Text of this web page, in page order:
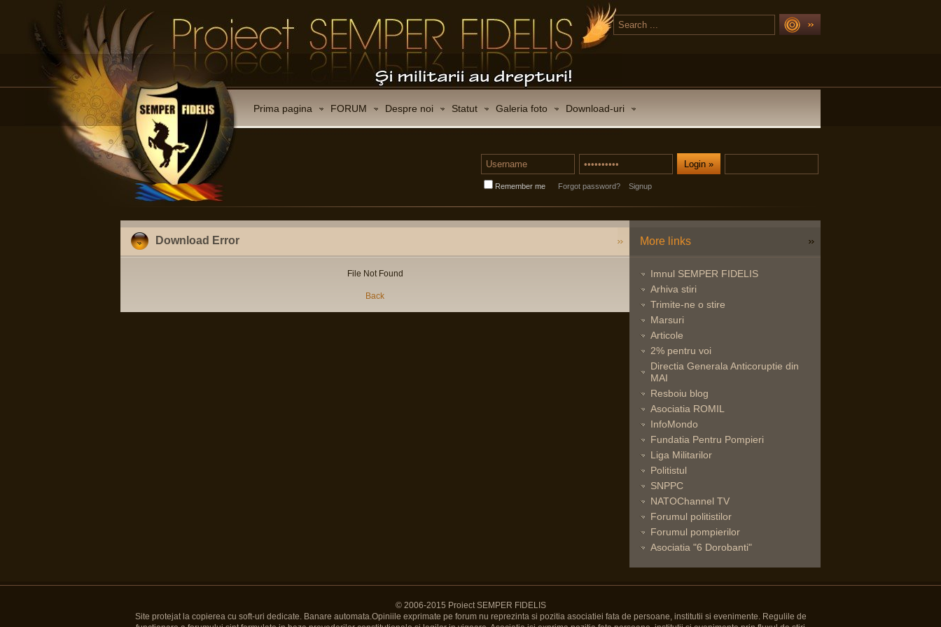
Prima pagina FORUM Despre noi Statut Galeria foto Download-uri
Remember me Forgot password? Signup
Download Error
File Not Found
Back
More links
Imnul SEMPER FIDELIS
Arhiva stiri
Trimite-ne o stire
Marsuri
Articole
2% pentru voi
Directia Generala Anticoruptie din
MAI
Resboiu blog
Asociatia ROMIL
InfoMondo
Fundatia Pentru Pompieri
Liga Militarilor
Politistul
SNPPC
NATOChannel TV
Forumul politistilor
Forumul pompierilor
Asociatia "6 Dorobanti"
© 2006-2015 Proiect SEMPER FIDELIS
Site protejat la copierea cu soft-uri dedicate. Banare automata.Opiniile exprimate pe forum nu reprezinta si pozitia asociatiei fata de persoane, institutii si evenimente. Regulile de